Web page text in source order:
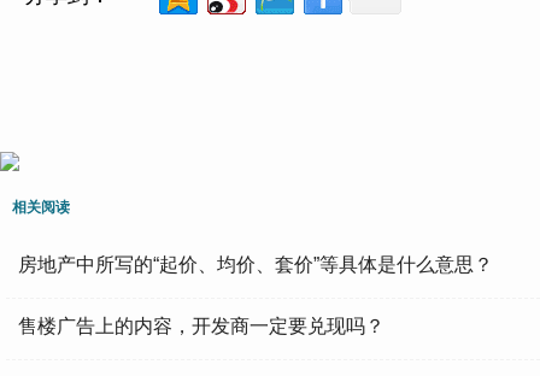
相关阅读
房地产中所写的“起价、均价、套价”等具体是什么意思？
售楼广告上的内容，开发商一定要兑现吗？